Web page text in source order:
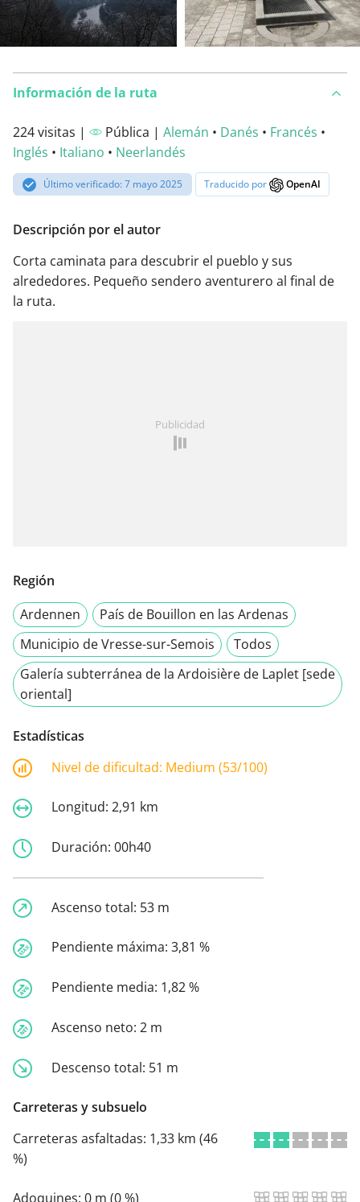
Información de la ruta
224 visitas | Pública | Alemán • Danés • Francés •
Inglés • Italiano • Neerlandés
Último verificado: 7 mayo 2025 Traducido por OpenAI
Descripción por el autor
Corta caminata para descubrir el pueblo y sus
alrededores. Pequeño sendero aventurero al final de
la ruta.
Publicidad
Región
Ardennen
País de Bouillon en las Ardenas
Municipio de Vresse-sur-Semois
Todos
Galería subterránea de la Ardoisière de Laplet [sede
oriental]
Estadísticas
Nivel de dificultad: Medium (53/100)
Longitud: 2,91 km
Duración: 00h40
Ascenso total: 53 m
Pendiente máxima: 3,81 %
Pendiente media: 1,82 %
Ascenso neto: 2 m
Descenso total: 51 m
Carreteras y subsuelo
Carreteras asfaltadas: 1,33 km (46
%)
Adoquines: 0 m (0 %)